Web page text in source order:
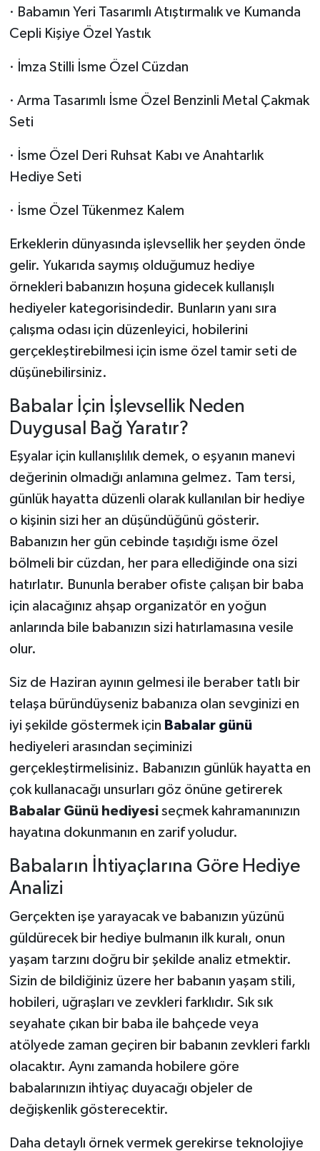
· Babamın Yeri Tasarımlı Atıştırmalık ve Kumanda
Cepli Kişiye Özel Yastık
· İmza Stilli İsme Özel Cüzdan
· Arma Tasarımlı İsme Özel Benzinli Metal Çakmak
Seti
· İsme Özel Deri Ruhsat Kabı ve Anahtarlık
Hediye Seti
· İsme Özel Tükenmez Kalem
Erkeklerin dünyasında işlevsellik her şeyden önde
gelir. Yukarıda saymış olduğumuz hediye
örnekleri babanızın hoşuna gidecek kullanışlı
hediyeler kategorisindedir. Bunların yanı sıra
çalışma odası için düzenleyici, hobilerini
gerçekleştirebilmesi için isme özel tamir seti de
düşünebilirsiniz.
Babalar İçin İşlevsellik Neden
Duygusal Bağ Yaratır?
Eşyalar için kullanışlılık demek, o eşyanın manevi
değerinin olmadığı anlamına gelmez. Tam tersi,
günlük hayatta düzenli olarak kullanılan bir hediye
o kişinin sizi her an düşündüğünü gösterir.
Babanızın her gün cebinde taşıdığı isme özel
bölmeli bir cüzdan, her para ellediğinde ona sizi
hatırlatır. Bununla beraber ofiste çalışan bir baba
için alacağınız ahşap organizatör en yoğun
anlarında bile babanızın sizi hatırlamasına vesile
olur.
Siz de Haziran ayının gelmesi ile beraber tatlı bir
telaşa büründüyseniz babanıza olan sevginizi en
iyi şekilde göstermek için Babalar günü
hediyeleri arasından seçiminizi
gerçekleştirmelisiniz. Babanızın günlük hayatta en
çok kullanacağı unsurları göz önüne getirerek
Babalar Günü hediyesiseçmek kahramanınızın
hayatına dokunmanın en zarif yoludur.
Babaların İhtiyaçlarına Göre Hediye
Analizi
Gerçekten işe yarayacak ve babanızın yüzünü
güldürecek bir hediye bulmanın ilk kuralı, onun
yaşam tarzını doğru bir şekilde analiz etmektir.
Sizin de bildiğiniz üzere her babanın yaşam stili,
hobileri, uğraşları ve zevkleri farklıdır. Sık sık
seyahate çıkan bir baba ile bahçede veya
atölyede zaman geçiren bir babanın zevkleri farklı
olacaktır. Aynı zamanda hobilere göre
babalarınızın ihtiyaç duyacağı objeler de
değişkenlik gösterecektir.
Daha detaylı örnek vermek gerekirse teknolojiye